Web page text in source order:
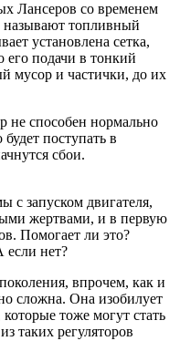
Лансеров со временем
называют топливный
установлена сетка,
его подачи в тонкий
мусор и частички, до их
не способен нормально
поступать в
сбои.
с запуском двигателя,
жертвами, и в первую
Помогает ли это?
если нет?
впрочем, как и
сложна. Она изобилует
тоже могут стать
таких регуляторов